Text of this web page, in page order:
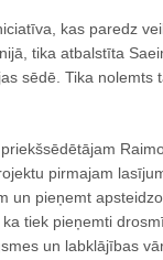
kas paredz
tika atbalstīta
sēdē. Tika nolemts
pirmajam
un pieņemt
tiek pieņemti
un labklājības